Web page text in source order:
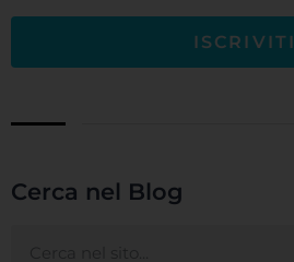
ISCRIVITI
Cerca nel Blog